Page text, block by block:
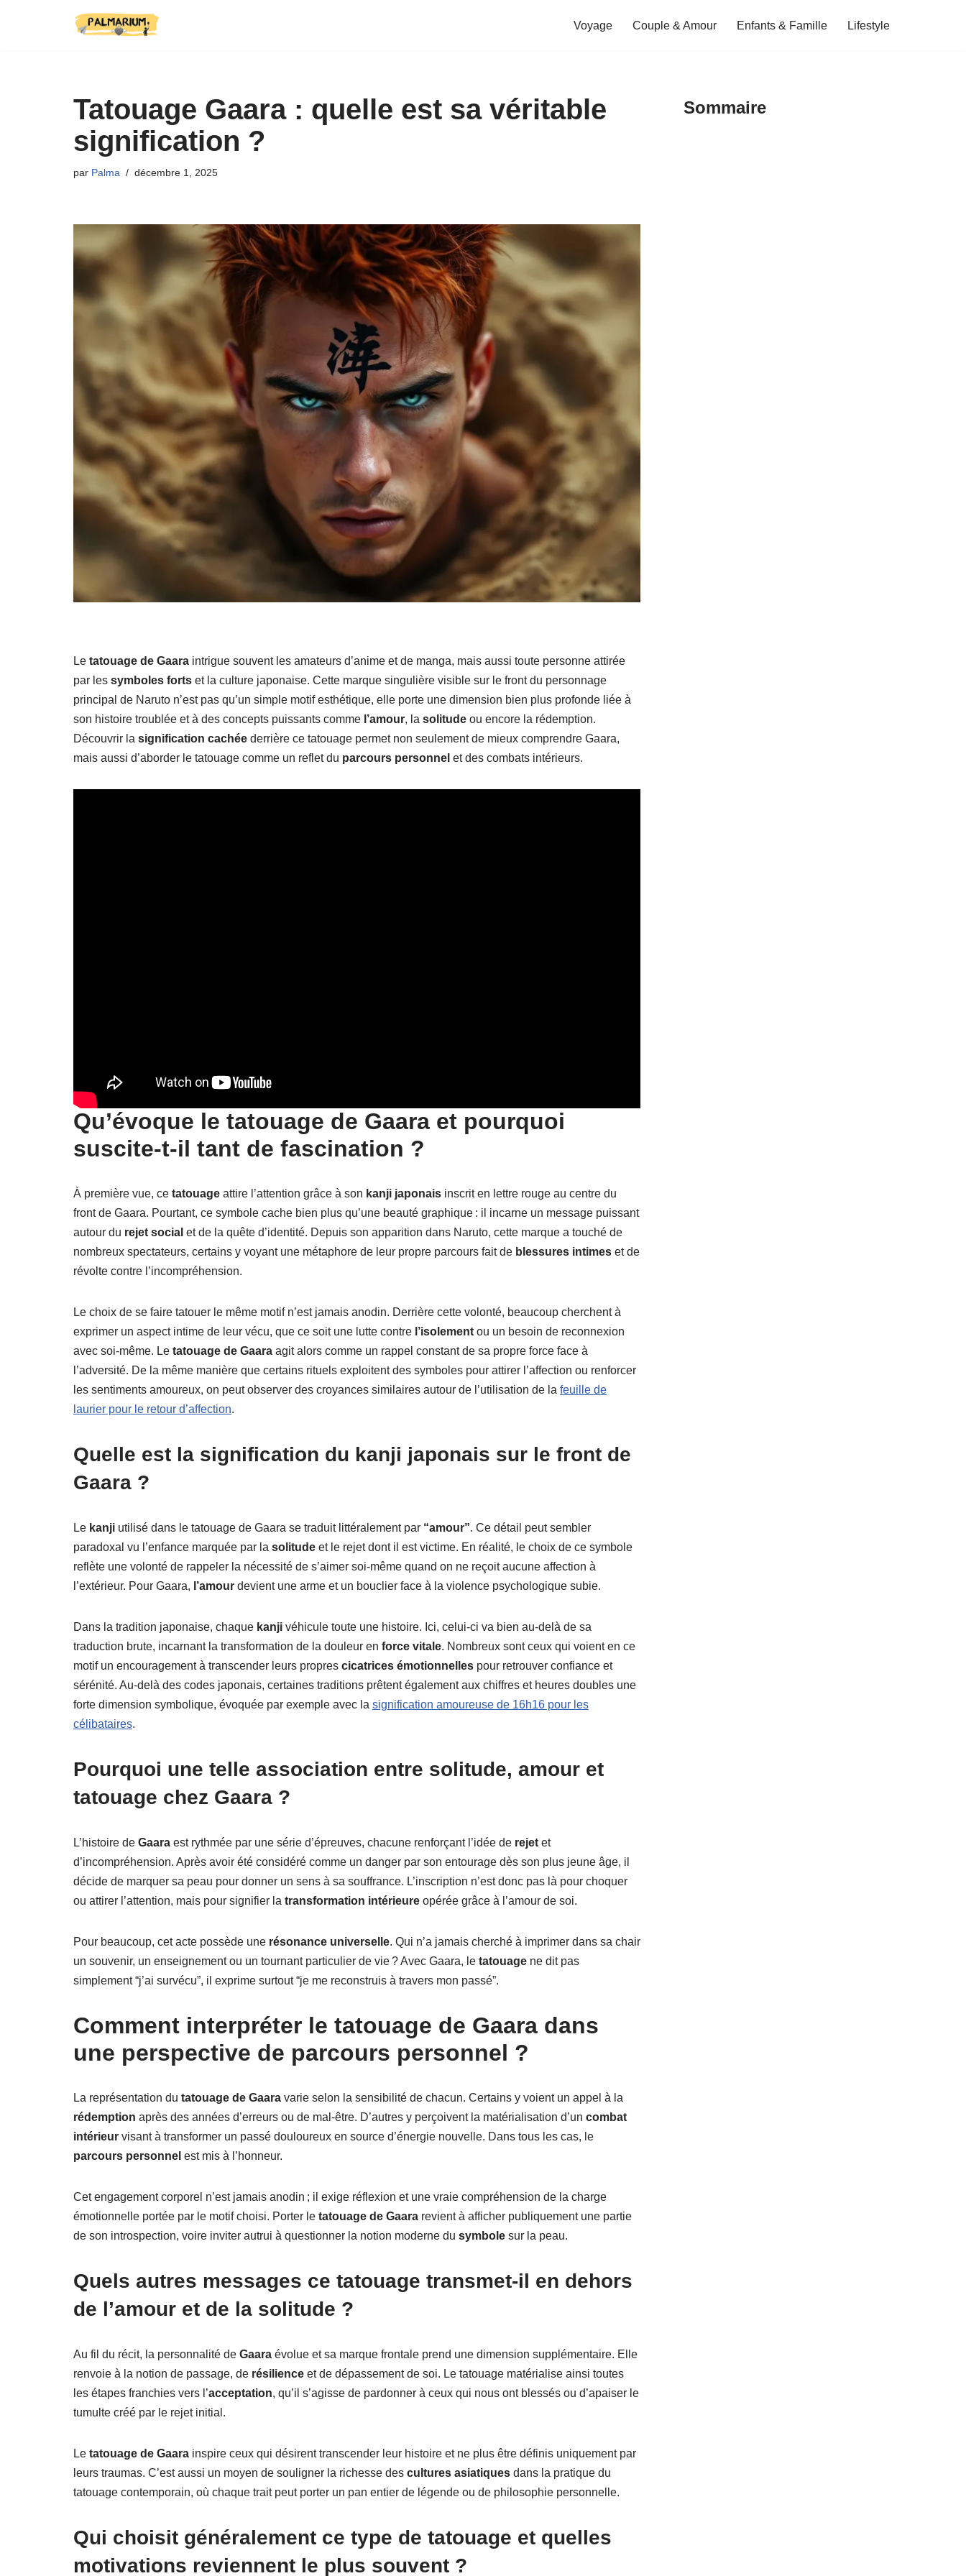
Voyage Couple & Amour Enfants & Famille Lifestyle
Tatouage Gaara : quelle est sa véritable
signification ?
par Palma décembre 1, 2025
Le tatouage de Gaara intrigue souvent les amateurs d’anime et de manga, mais aussi toute personne attirée
par les symboles forts et la culture japonaise. Cette marque singulière visible sur le front du personnage
principal de Naruto n’est pas qu’un simple motif esthétique, elle porte une dimension bien plus profonde liée à
son histoire troublée et à des concepts puissants comme l’amour, la solitude ou encore la rédemption.
Découvrir la signification cachée derrière ce tatouage permet non seulement de mieux comprendre Gaara,
mais aussi d’aborder le tatouage comme un reflet du parcours personnel et des combats intérieurs.
Qu’évoque le tatouage de Gaara et pourquoi
suscite-t-il tant de fascination ?
À première vue, ce tatouage attire l’attention grâce à son kanji japonais inscrit en lettre rouge au centre du
front de Gaara. Pourtant, ce symbole cache bien plus qu’une beauté graphique : il incarne un message puissant
autour du rejet social et de la quête d’identité. Depuis son apparition dans Naruto, cette marque a touché de
nombreux spectateurs, certains y voyant une métaphore de leur propre parcours fait de blessures intimes et de
révolte contre l’incompréhension.
Le choix de se faire tatouer le même motif n’est jamais anodin. Derrière cette volonté, beaucoup cherchent à
exprimer un aspect intime de leur vécu, que ce soit une lutte contre l’isolement ou un besoin de reconnexion
avec soi-même. Le tatouage de Gaara agit alors comme un rappel constant de sa propre force face à
l’adversité. De la même manière que certains rituels exploitent des symboles pour attirer l’affection ou renforcer
les sentiments amoureux, on peut observer des croyances similaires autour de l’utilisation de la feuille de
laurier pour le retour d’affection.
Quelle est la signification du kanji japonais sur le front de
Gaara ?
Le kanji utilisé dans le tatouage de Gaara se traduit littéralement par “amour”. Ce détail peut sembler
paradoxal vu l’enfance marquée par la solitude et le rejet dont il est victime. En réalité, le choix de ce symbole
reflète une volonté de rappeler la nécessité de s’aimer soi-même quand on ne reçoit aucune affection à
l’extérieur. Pour Gaara, l’amour devient une arme et un bouclier face à la violence psychologique subie.
Dans la tradition japonaise, chaque kanji véhicule toute une histoire. Ici, celui-ci va bien au-delà de sa
traduction brute, incarnant la transformation de la douleur en force vitale. Nombreux sont ceux qui voient en ce
motif un encouragement à transcender leurs propres cicatrices émotionnelles pour retrouver confiance et
sérénité. Au-delà des codes japonais, certaines traditions prêtent également aux chiffres et heures doubles une
forte dimension symbolique, évoquée par exemple avec la signification amoureuse de 16h16 pour les
célibataires.
Pourquoi une telle association entre solitude, amour et
tatouage chez Gaara ?
L’histoire de Gaara est rythmée par une série d’épreuves, chacune renforçant l’idée de rejet et
d’incompréhension. Après avoir été considéré comme un danger par son entourage dès son plus jeune âge, il
décide de marquer sa peau pour donner un sens à sa souffrance. L’inscription n’est donc pas là pour choquer
ou attirer l’attention, mais pour signifier la transformation intérieure opérée grâce à l’amour de soi.
Pour beaucoup, cet acte possède une résonance universelle. Qui n’a jamais cherché à imprimer dans sa chair
un souvenir, un enseignement ou un tournant particulier de vie ? Avec Gaara, le tatouage ne dit pas
simplement “j’ai survécu”, il exprime surtout “je me reconstruis à travers mon passé”.
Comment interpréter le tatouage de Gaara dans
une perspective de parcours personnel ?
La représentation du tatouage de Gaara varie selon la sensibilité de chacun. Certains y voient un appel à la
rédemption après des années d’erreurs ou de mal-être. D’autres y perçoivent la matérialisation d’un combat
intérieur visant à transformer un passé douloureux en source d’énergie nouvelle. Dans tous les cas, le
parcours personnel est mis à l’honneur.
Cet engagement corporel n’est jamais anodin ; il exige réflexion et une vraie compréhension de la charge
émotionnelle portée par le motif choisi. Porter le tatouage de Gaara revient à afficher publiquement une partie
de son introspection, voire inviter autrui à questionner la notion moderne du symbole sur la peau.
Quels autres messages ce tatouage transmet-il en dehors
de l’amour et de la solitude ?
Au fil du récit, la personnalité de Gaara évolue et sa marque frontale prend une dimension supplémentaire. Elle
renvoie à la notion de passage, de résilience et de dépassement de soi. Le tatouage matérialise ainsi toutes
les étapes franchies vers l’acceptation, qu’il s’agisse de pardonner à ceux qui nous ont blessés ou d’apaiser le
tumulte créé par le rejet initial.
Le tatouage de Gaara inspire ceux qui désirent transcender leur histoire et ne plus être définis uniquement par
leurs traumas. C’est aussi un moyen de souligner la richesse des cultures asiatiques dans la pratique du
tatouage contemporain, où chaque trait peut porter un pan entier de légende ou de philosophie personnelle.
Qui choisit généralement ce type de tatouage et quelles
motivations reviennent le plus souvent ?
Sommaire